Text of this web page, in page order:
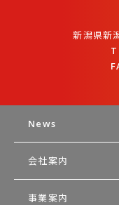
新潟県新
News
会社案内
事業案内